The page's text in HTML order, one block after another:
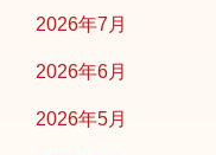
2026年7月
2026年6月
2026年5月